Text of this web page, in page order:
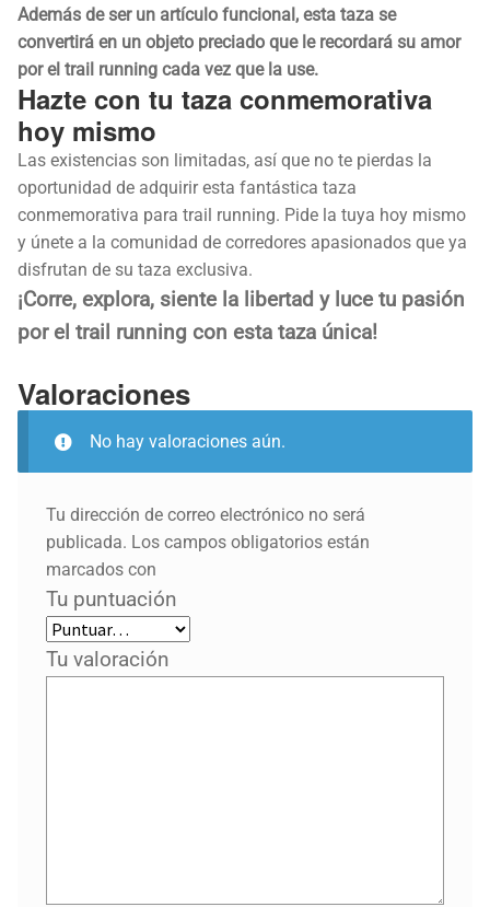
Además de ser un artículo funcional, esta taza se
convertirá en un objeto preciado que le recordará su amor
por el trail running cada vez que la use.
Hazte con tu taza conmemorativa
hoy mismo
Las existencias son limitadas, así que no te pierdas la
oportunidad de adquirir esta fantástica taza
conmemorativa para trail running. Pide la tuya hoy mismo
y únete a la comunidad de corredores apasionados que ya
disfrutan de su taza exclusiva.
¡Corre, explora, siente la libertad y luce tu pasión
por el trail running con esta taza única!
Valoraciones
No hay valoraciones aún.
Tu dirección de correo electrónico no será
publicada. Los campos obligatorios están
marcados con
Tu puntuación
Tu valoración